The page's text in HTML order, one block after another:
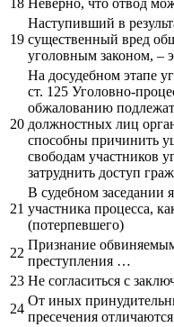
18 Неверно, что отвод
19
Наступивший в
существенный вред
уголовным законом, –
20
На досудебном этапе
ст. 125 Уголовно-
обжалованию
должностных лиц
способны причинить
свободам участников
затруднить доступ
21
В судебном заседании
участника процесса,
(потерпевшего)
22
Признание
преступления …
23 Не согласиться с
24
От иных
пресечения